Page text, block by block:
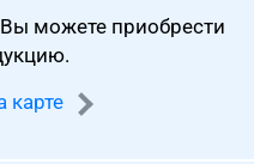
Вы можете приобрести
карте